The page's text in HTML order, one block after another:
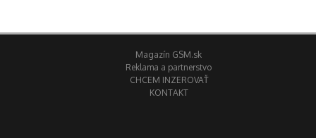
Magazín GSM.sk
Reklama a partnerstvo
CHCEM INZEROVAŤ
KONTAKT